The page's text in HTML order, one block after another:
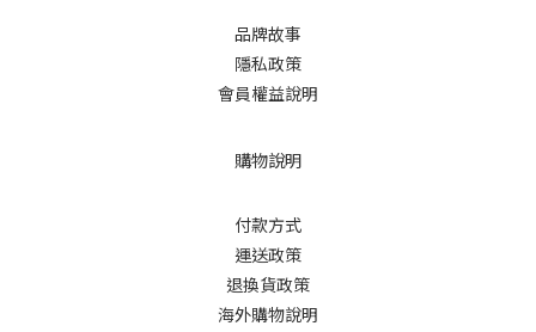
品牌故事
隱私政策
會員權益說明
購物說明
付款方式
運送政策
退換貨政策
海外購物說明